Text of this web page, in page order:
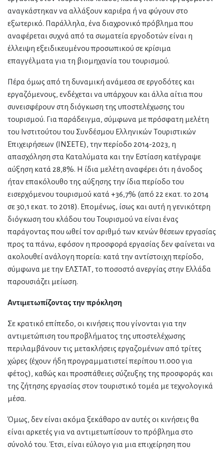
αναγκάστηκαν να αλλάξουν καριέρα ή να φύγουν στο
εξωτερικό. Παράλληλα, ένα διαχρονικό πρόβλημα που
αναφέρεται συχνά από τα σωματεία εργοδοτών είναι η
έλλειψη εξειδικευμένου προσωπικού σε κρίσιμα
επαγγέλματα για τη βιομηχανία του τουρισμού.
Πέρα όμως από τη δυναμική ανάμεσα σε εργοδότες και
εργαζόμενους, ενδέχεται να υπάρχουν και άλλα αίτια που
συνεισφέρουν στη διόγκωση της υποστελέχωσης του
τουρισμού. Για παράδειγμα, σύμφωνα με πρόσφατη μελέτη
του Ινστιτούτου του Συνδέσμου Ελληνικών Τουριστικών
Επιχειρήσεων (ΙΝΣΕΤΕ), την περίοδο 2014-2023, η
απασχόληση στα Καταλύματα και την Εστίαση κατέγραψε
αύξηση κατά 28,8%. Η ίδια μελέτη αναφέρει ότι η άνοδος
ήταν επακόλουθο της αύξησης την ίδια περίοδο του
εισερχόμενου τουρισμού κατά +36,7% (από 22 εκατ. το 2014
σε 30,1 εκατ. το 2018). Επομένως, ίσως και αυτή η γενικότερη
διόγκωση του κλάδου του Τουρισμού να είναι ένας
παράγοντας που ωθεί τον αριθμό των κενών θέσεων εργασίας
προς τα πάνω, εφόσον η προσφορά εργασίας δεν φαίνεται να
ακολουθεί ανάλογη πορεία: κατά την αντίστοιχη περίοδο,
σύμφωνα με την ΕΛΣΤΑΤ, το ποσοστό ανεργίας στην Ελλάδα
παρουσιάζει μείωση.
Αντιμετωπίζοντας την πρόκληση
Σε κρατικό επίπεδο, οι κινήσεις που γίνονται για την
αντιμετώπιση του προβλήματος της υποστελέχωσης
περιλαμβάνουν τις μετακλήσεις εργαζομένων από τρίτες
χώρες (έχουν ήδη προγραμματιστεί περίπου 11.000 για
φέτος), καθώς και προσπάθειες σύζευξης της προσφοράς και
της ζήτησης εργασίας στον τουριστικό τομέα με τεχνολογικά
μέσα.
Όμως, δεν είναι ακόμα ξεκάθαρο αν αυτές οι κινήσεις θα
είναι αρκετές για να αντιμετωπίσουν το πρόβλημα στο
σύνολό του. Έτσι, είναι εύλογο για μια επιχείρηση που